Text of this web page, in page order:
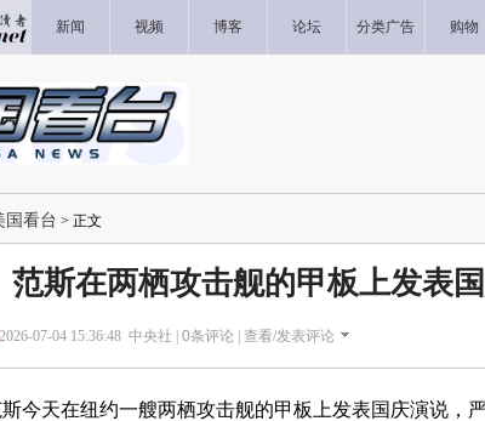
新闻 视频 博客 论坛 分类广告 购物
国看台 > 正文
范斯在两栖攻击舰的甲板上发表
07-04 15:36:48 中央社 | 0条评论 | 查看/发表评论
今天在纽约一艘两栖攻击舰的甲板上发表国庆演说，